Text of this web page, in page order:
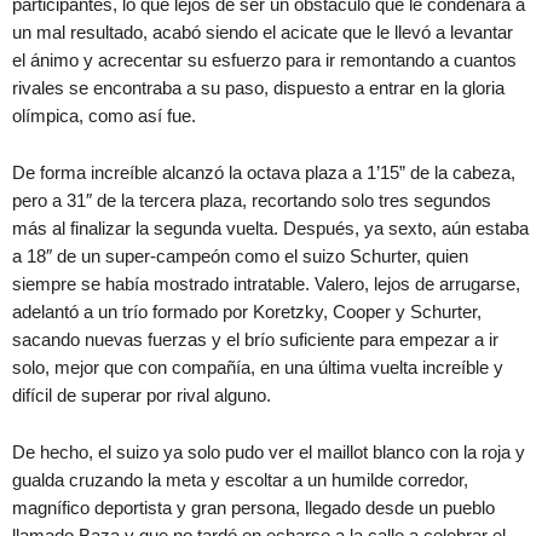
participantes, lo que lejos de ser un obstáculo que le condenara a
un mal resultado, acabó siendo el acicate que le llevó a levantar
el ánimo y acrecentar su esfuerzo para ir remontando a cuantos
rivales se encontraba a su paso, dispuesto a entrar en la gloria
olímpica, como así fue.
De forma increíble alcanzó la octava plaza a 1’15” de la cabeza,
pero a 31″ de la tercera plaza, recortando solo tres segundos
más al finalizar la segunda vuelta. Después, ya sexto, aún estaba
a 18″ de un super-campeón como el suizo Schurter, quien
siempre se había mostrado intratable. Valero, lejos de arrugarse,
adelantó a un trío formado por Koretzky, Cooper y Schurter,
sacando nuevas fuerzas y el brío suficiente para empezar a ir
solo, mejor que con compañía, en una última vuelta increíble y
difícil de superar por rival alguno.
De hecho, el suizo ya solo pudo ver el maillot blanco con la roja y
gualda cruzando la meta y escoltar a un humilde corredor,
magnífico deportista y gran persona, llegado desde un pueblo